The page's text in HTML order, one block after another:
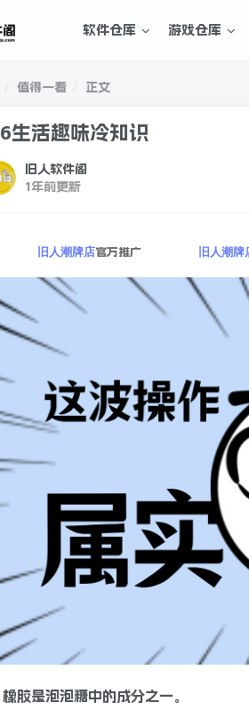
软件仓库 游戏仓库
值得一看 正文
生活趣味冷知识
旧人软件阁
1年前更新
旧人潮牌店官方推广 旧人潮牌
橡胶是泡泡糖中的成分之一。